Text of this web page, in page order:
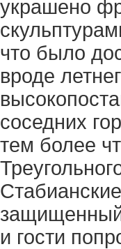
украшено
что было
вроде
соседних
тем более
и гости